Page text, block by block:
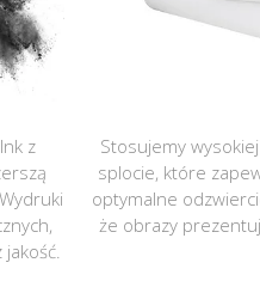
z
jakość.
Stosujemy
splocie, które
optymalne
że obrazy